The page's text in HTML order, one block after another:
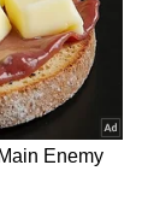
ಇವುಗಳಿಗೆ
ಮುಟ್ಟಿದ